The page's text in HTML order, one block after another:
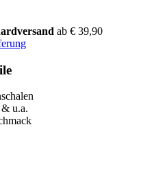
ab € 39,90
u.a.